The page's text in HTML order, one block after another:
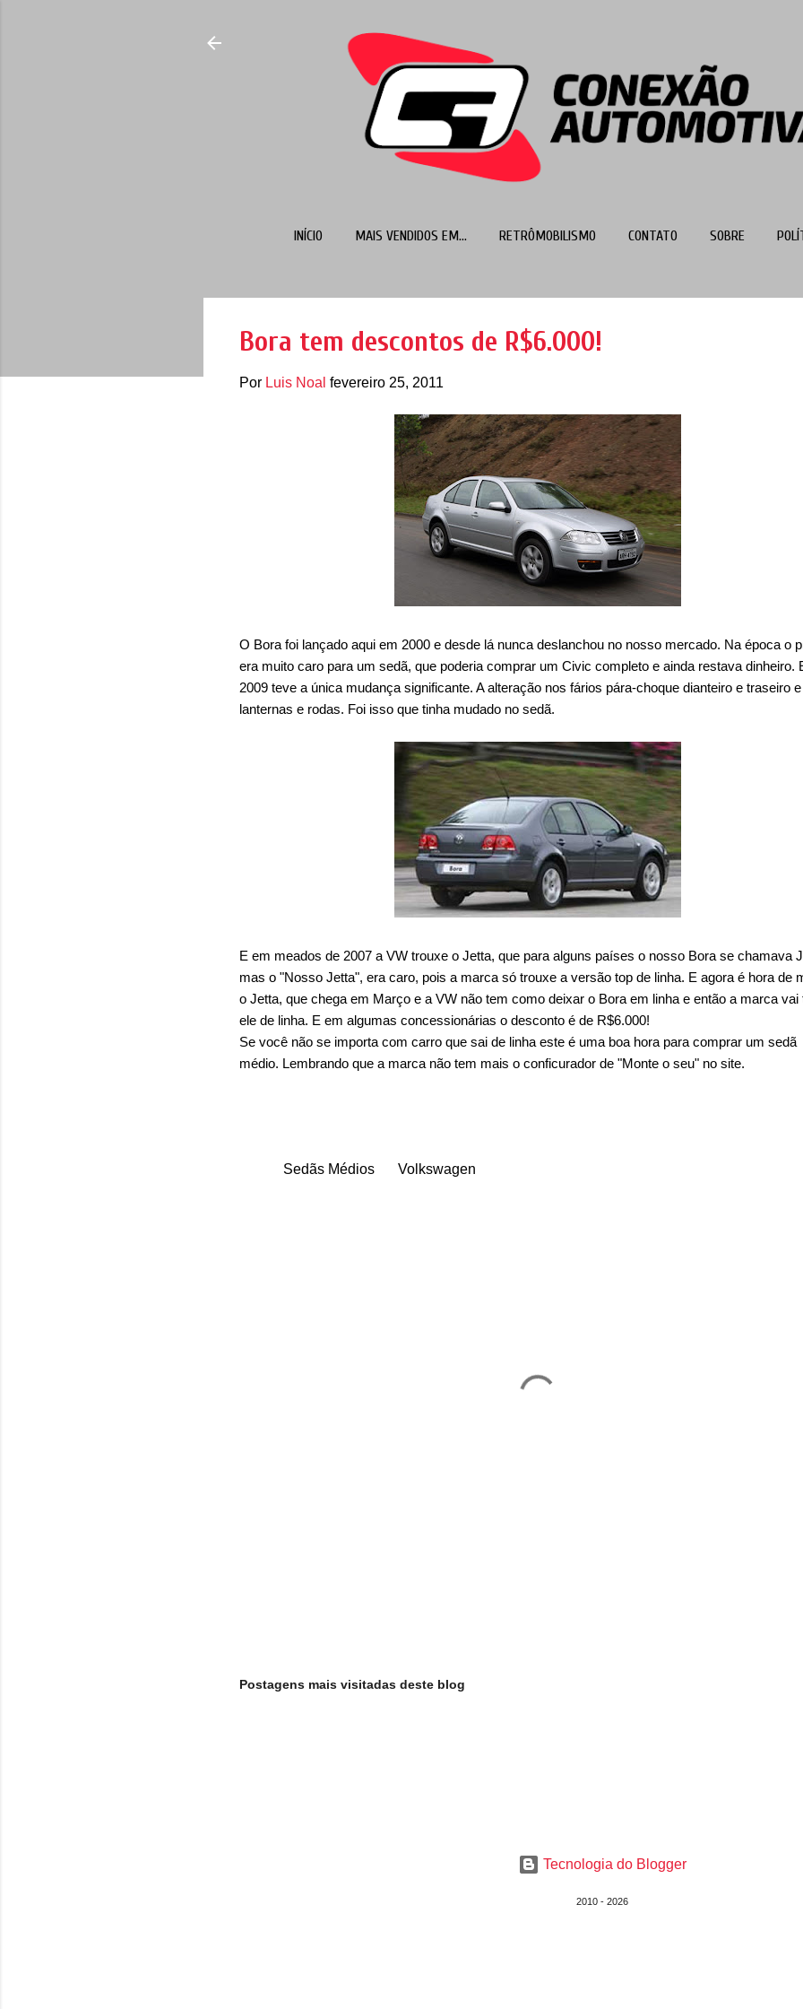
INÍCIO MAIS VENDIDOS EM... RETRÔMOBILISMO CONTATO SOBRE
Bora tem descontos de R$6.000!
Por Luis Noal fevereiro 25, 2011
O Bora foi lançado aqui em 2000 e desde lá nunca deslanchou no nosso mercado. Na época o
era muito caro para um sedã, que poderia comprar um Civic completo e ainda restava dinheiro.
2009 teve a única mudança significante. A alteração nos fários pára-choque dianteiro e traseiro
lanternas e rodas. Foi isso que tinha mudado no sedã.
E em meados de 2007 a VW trouxe o Jetta, que para alguns países o nosso Bora se chamava
mas o "Nosso Jetta", era caro, pois a marca só trouxe a versão top de linha. E agora é hora de
o Jetta, que chega em Março e a VW não tem como deixar o Bora em linha e então a marca vai
ele de linha. E em algumas concessionárias o desconto é de R$6.000!
Se você não se importa com carro que sai de linha este é uma boa hora para comprar um sedã
médio. Lembrando que a marca não tem mais o conficurador de "Monte o seu" no site.
Sedãs Médios Volkswagen
Postagens mais visitadas deste blog
Tecnologia do Blogger
2010 - 2026